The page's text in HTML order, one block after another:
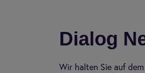
Dialog
Wir halten Sie auf